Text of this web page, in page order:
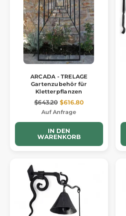
ARCADA - TRELAGE
Gartenzubehör für
Kletterpflanzen
$643.20 $616.80
Auf Anfrage
IN DEN
WARENKORB